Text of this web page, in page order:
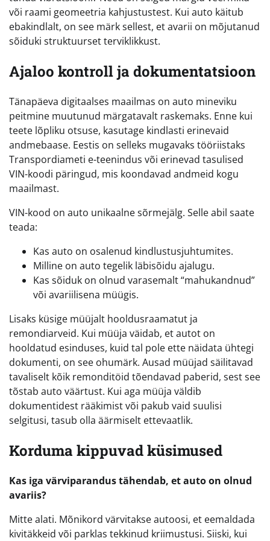
või raami geomeetria kahjustustest. Kui auto käitub
ebakindlalt, on see märk sellest, et avarii on mõjutanud
sõiduki struktuurset terviklikkust.
Ajaloo kontroll ja dokumentatsioon
Tänapäeva digitaalses maailmas on auto mineviku
peitmine muutunud märgatavalt raskemaks. Enne kui
teete lõpliku otsuse, kasutage kindlasti erinevaid
andmebaase. Eestis on selleks mugavaks tööriistaks
Transpordiameti e-teenindus või erinevad tasulised
VIN-koodi päringud, mis koondavad andmeid kogu
maailmast.
VIN-kood on auto unikaalne sõrmejälg. Selle abil saate
teada:
Kas auto on osalenud kindlustusjuhtumites.
Milline on auto tegelik läbisõidu ajalugu.
Kas sõiduk on olnud varasemalt “mahukandnud”
või avariilisena müügis.
Lisaks küsige müüjalt hooldusraamatut ja
remondiarveid. Kui müüja väidab, et autot on
hooldatud esinduses, kuid tal pole ette näidata ühtegi
dokumenti, on see ohumärk. Ausad müüjad säilitavad
tavaliselt kõik remonditöid tõendavad paberid, sest see
tõstab auto väärtust. Kui aga müüja väldib
dokumentidest rääkimist või pakub vaid suulisi
selgitusi, tasub olla äärmiselt ettevaatlik.
Korduma kippuvad küsimused
Kas iga värviparandus tähendab, et auto on olnud
avariis?
Mitte alati. Mõnikord värvitakse autoosi, et eemaldada
kivitäkkeid või parklas tekkinud kriimustusi. Siiski, kui